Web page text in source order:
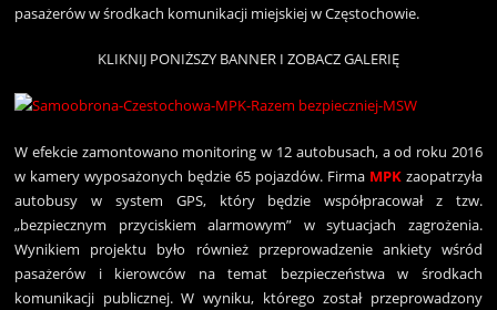
pasażerów w środkach komunikacji miejskiej w Częstochowie.
KLIKNIJ PONIŻSZY BANNER I ZOBACZ GALERIĘ
W efekcie zamontowano monitoring w 12 autobusach, a od roku 2016
w kamery wyposażonych będzie 65 pojazdów. Firma MPKzaopatrzyła
autobusy w system GPS, który będzie współpracował z tzw.
„bezpiecznym przyciskiem alarmowym” w sytuacjach zagrożenia.
Wynikiem projektu było również przeprowadzenie ankiety wśród
pasażerów i kierowców na temat bezpieczeństwa w środkach
komunikacji publicznej. W wyniku, którego został przeprowadzony